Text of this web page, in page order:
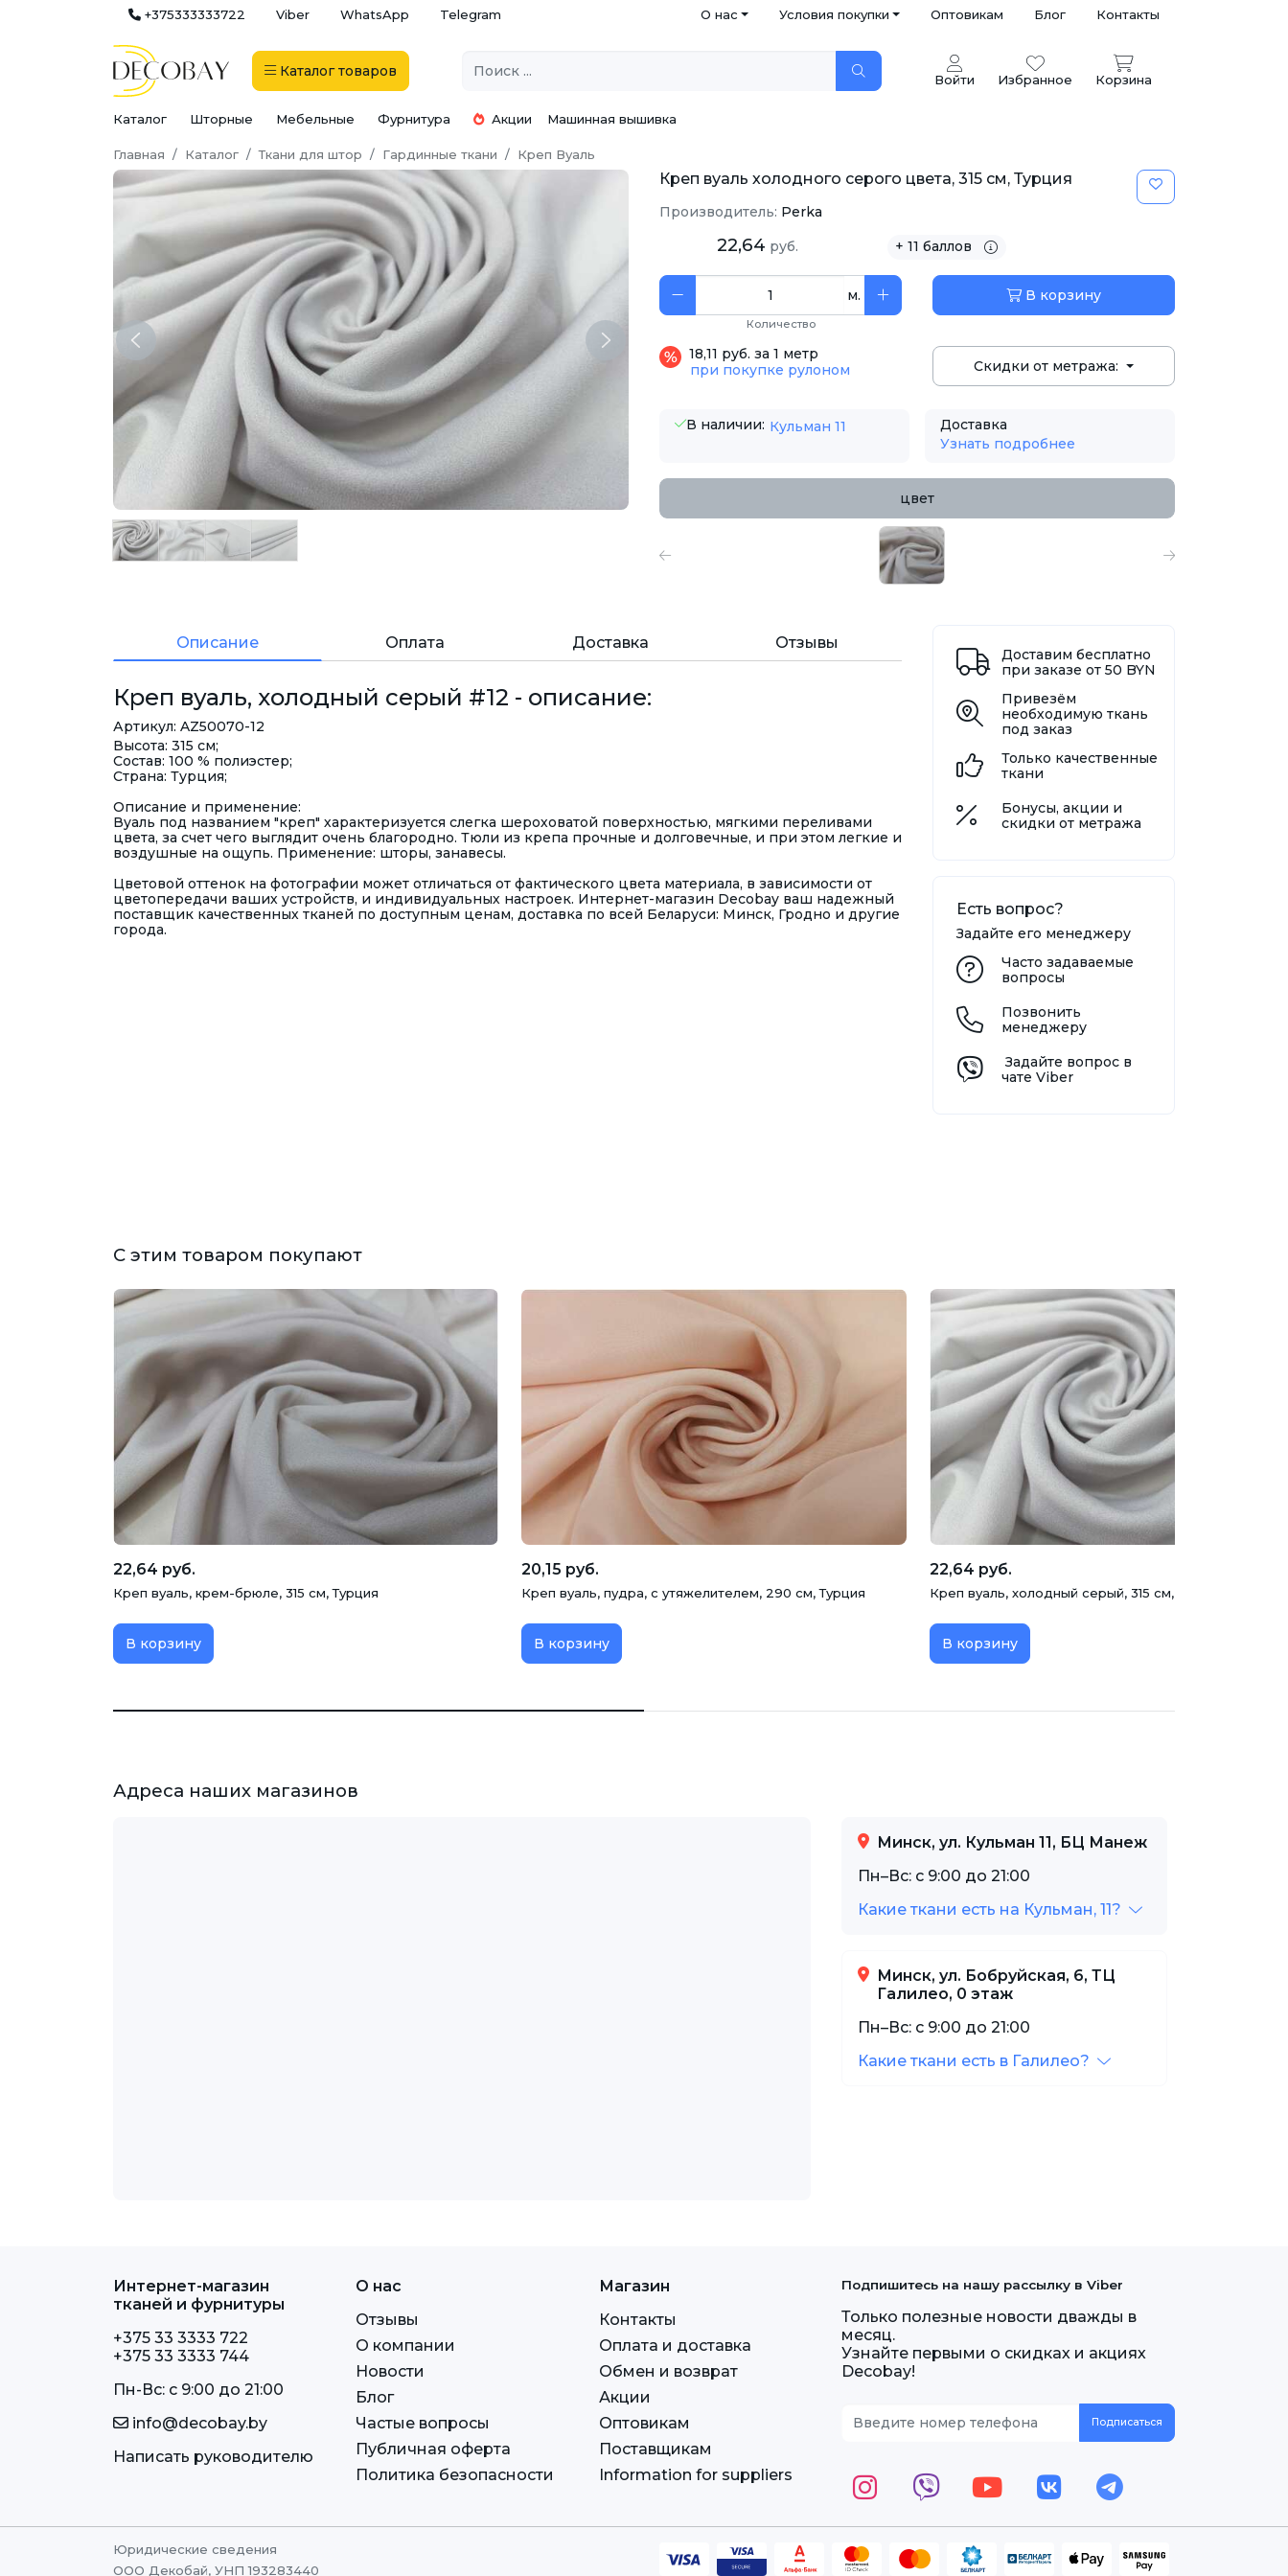
+375333333722 Viber WhatsApp Telegram О нас Условия покупки Оптовикам Блог Контакты
Каталог товаров Войти Избранное Корзина
Каталог Шторные Мебельные Фурнитура Акции Машинная вышивка
Главная Каталог Ткани для штор Гардинные ткани Креп Вуаль
Previous Next
Креп вуаль холодного серого цвета, 315 см, Турция
Производитель: Perka
22,64 руб. + 11 баллов
м.
Количество
В корзину
18,11 руб. за 1 метр
при покупке рулоном
Скидки от метража:
В наличии: Кульман 11
Доставка
Узнать подробнее
цвет
Описание Оплата Доставка Отзывы
Креп вуаль, холодный серый #12 - описание:
Артикул: AZ50070-12
Высота: 315 см;
Состав: 100 % полиэстер;
Страна: Турция;
Описание и применение:
Вуаль под названием "креп" характеризуется слегка шероховатой поверхностью, мягкими переливами
цвета, за счет чего выглядит очень благородно. Тюли из крепа прочные и долговечные, и при этом легкие и
воздушные на ощупь. Применение: шторы, занавесы.
Цветовой оттенок на фотографии может отличаться от фактического цвета материала, в зависимости от
цветопередачи ваших устройств, и индивидуальных настроек. Интернет-магазин Decobay ваш надежный
поставщик качественных тканей по доступным ценам, доставка по всей Беларуси: Минск, Гродно и другие
города.
Доставим бесплатно
при заказе от 50 BYN
Привезём
необходимую ткань
под заказ
Только качественные
ткани
Бонусы, акции и
скидки от метража
Есть вопрос?
Задайте его менеджеру
Часто задаваемые
вопросы
Позвонить
менеджеру
Задайте вопрос в
чате Viber
С этим товаром покупают
22,64 руб.
Креп вуаль, крем-брюле, 315 см, Турция
В корзину
20,15 руб.
Креп вуаль, пудра, с утяжелителем, 290 см, Турция
В корзину
22,64 руб.
Креп вуаль, холодный серый, 315 см, Турция
В корзину
Адреса наших магазинов
Минск, ул. Кульман 11, БЦ Манеж
Пн–Вс: с 9:00 до 21:00
Какие ткани есть на Кульман, 11?
Минск, ул. Бобруйская, 6, ТЦ
Галилео, 0 этаж
Пн–Вс: с 9:00 до 21:00
Какие ткани есть в Галилео?
Интернет-магазин
тканей и фурнитуры
+375 33 3333 722
+375 33 3333 744
Пн-Вс: c 9:00 до 21:00
info@decobay.by
Написать руководителю
О нас
Отзывы
О компании
Новости
Блог
Частые вопросы
Публичная оферта
Политика безопасности
Магазин
Контакты
Оплата и доставка
Обмен и возврат
Акции
Оптовикам
Поставщикам
Information for suppliers
Подпишитесь на нашу рассылку в Viber
Только полезные новости дважды в
месяц.
Узнайте первыми о скидках и акциях
Decobay!
Юридические сведения
ООО Декобай, УНП 193283440